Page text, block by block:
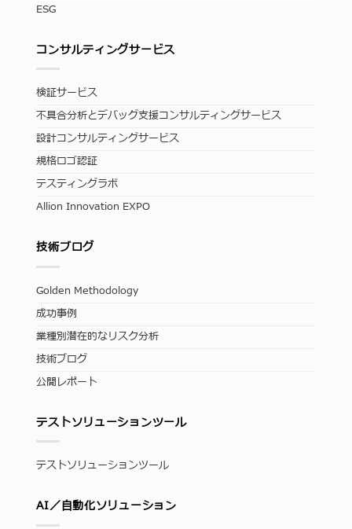
ESG
コンサルティングサービス
検証サービス
不具合分析とデバッグ支援コンサルティングサービス
設計コンサルティングサービス
規格ロゴ認証
テスティングラボ
Allion Innovation EXPO
技術ブログ
Golden Methodology
成功事例
業種別潜在的なリスク分析
技術ブログ
公開レポート
テストソリューションツール
テストソリューションツール
AI／自動化ソリューション